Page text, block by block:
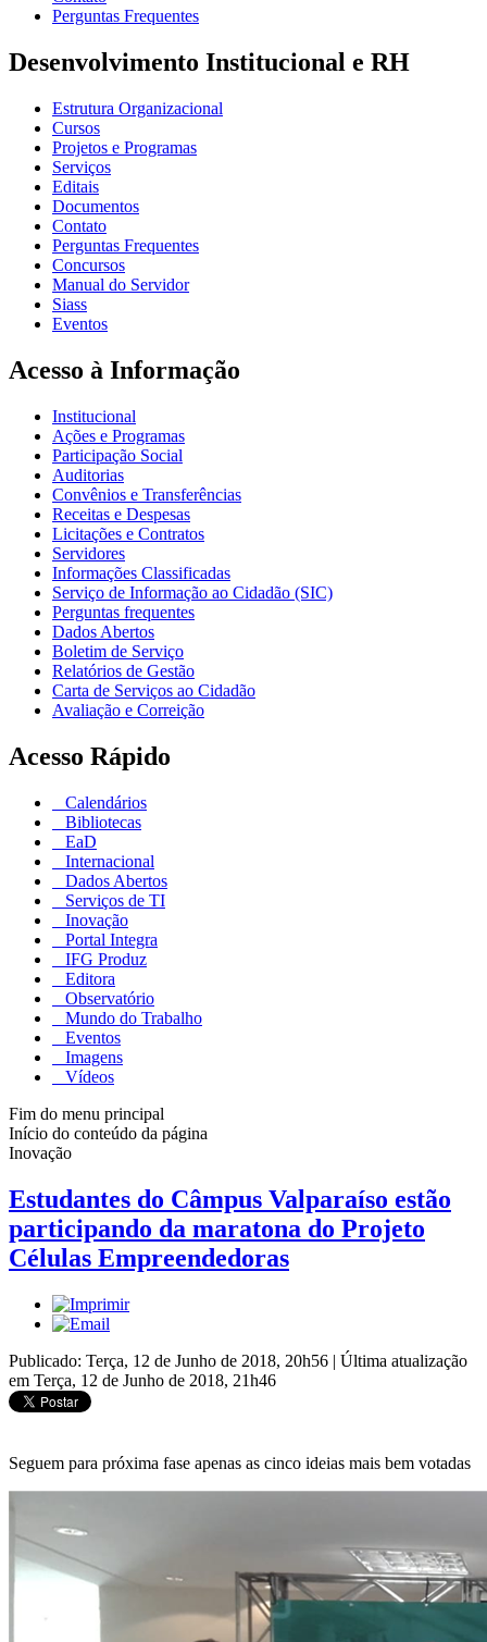
Perguntas Frequentes
Desenvolvimento Institucional e RH
Estrutura Organizacional
Cursos
Projetos e Programas
Serviços
Editais
Documentos
Contato
Perguntas Frequentes
Concursos
Manual do Servidor
Siass
Eventos
Acesso à Informação
Institucional
Ações e Programas
Participação Social
Auditorias
Convênios e Transferências
Receitas e Despesas
Licitações e Contratos
Servidores
Informações Classificadas
Serviço de Informação ao Cidadão (SIC)
Perguntas frequentes
Dados Abertos
Boletim de Serviço
Relatórios de Gestão
Carta de Serviços ao Cidadão
Avaliação e Correição
Acesso Rápido
Calendários
Bibliotecas
EaD
Internacional
Dados Abertos
Serviços de TI
Inovação
Portal Integra
IFG Produz
Editora
Observatório
Mundo do Trabalho
Eventos
Imagens
Vídeos
Fim do menu principal
Início do conteúdo da página
Inovação
Estudantes do Câmpus Valparaíso estão
participando da maratona do Projeto
Células Empreendedoras
Publicado: Terça, 12 de Junho de 2018, 20h56 | Última atualização
em Terça, 12 de Junho de 2018, 21h46
Seguem para próxima fase apenas as cinco ideias mais bem votadas